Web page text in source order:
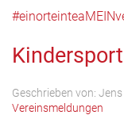
Geschrieben von:
Vereinsmeldungen